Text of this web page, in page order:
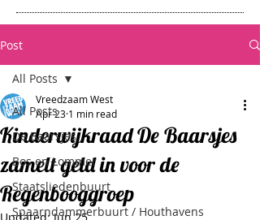
Post
All Posts
De Baarsjes
Bos en Lommer
Staatsliedenbuurt
Spaarndammerbuurt / Houthavens
All Posts
Kinderwijkraad De Baarsjes
zamelt geld in voor de
Regenbooggroep
Vreedzaam West
Apr 23 1 min read